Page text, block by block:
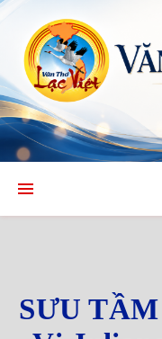
SƯU